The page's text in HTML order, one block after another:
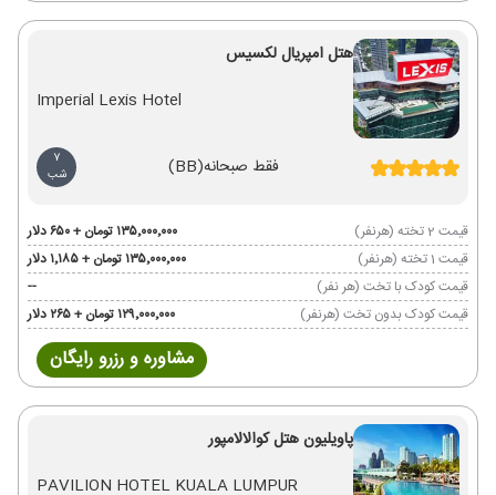
هتل امپریال لکسیس
Imperial Lexis Hotel
فقط صبحانه(BB)
7
شب
قیمت 2 تخته (هرنفر)
۱۳۵٬۰۰۰٬۰۰۰ تومان + ۶۵۰ دلار
قیمت 1 تخته (هرنفر)
۱۳۵٬۰۰۰٬۰۰۰ تومان + ۱٬۱۸۵ دلار
قیمت کودک با تخت (هر نفر)
--
قیمت کودک بدون تخت (هرنفر)
۱۲۹٬۰۰۰٬۰۰۰ تومان + ۲۶۵ دلار
مشاوره و رزرو رایگان
پاویلیون هتل کوالالامپور
PAVILION HOTEL KUALA LUMPUR